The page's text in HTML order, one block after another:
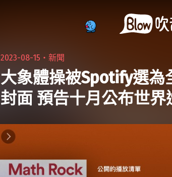
2023-08-15・新聞
大象體操被Spotify選為
封面 預告十月公布世界